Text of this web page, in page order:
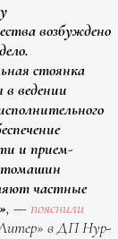
возбуждено
стоянка
в ведении
и прием-
частные
, —пояснили
в ДП Нур-